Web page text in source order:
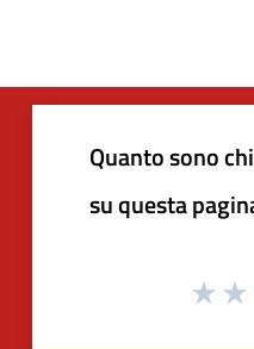
Quanto sono
su questa